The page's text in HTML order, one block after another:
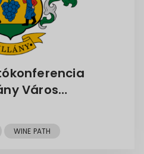
Város
PATH című,
azonosító
WINE PATH